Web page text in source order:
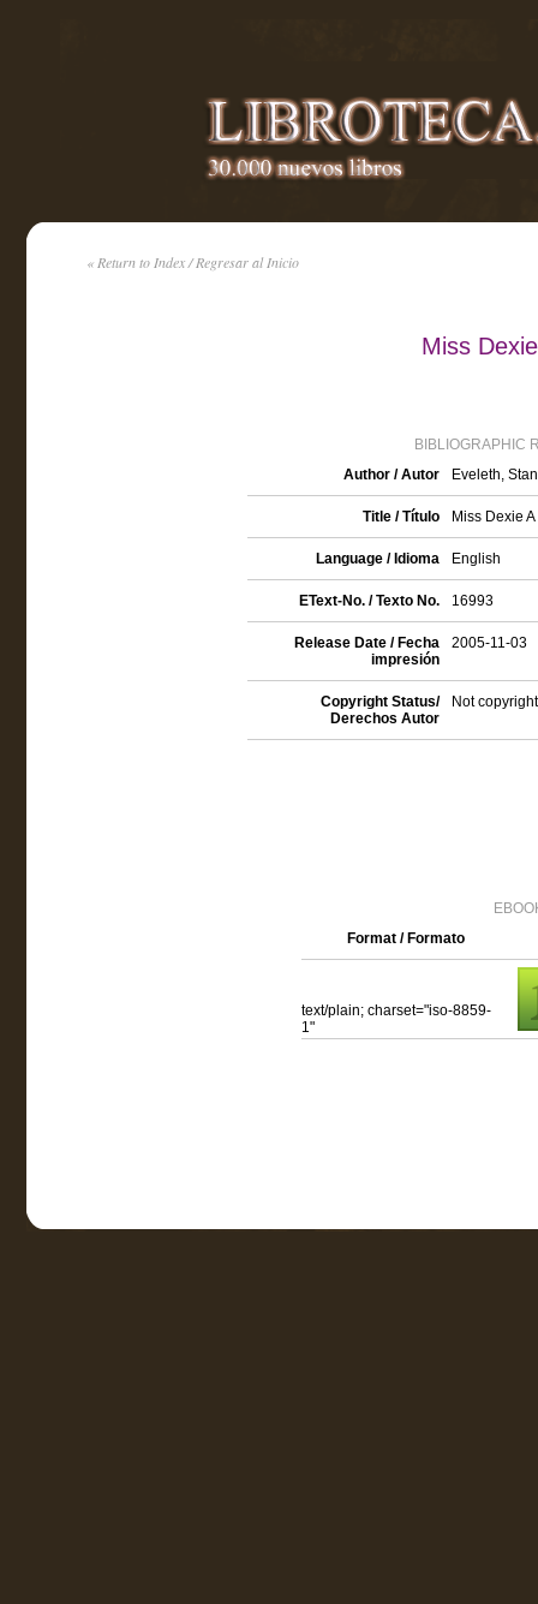
« Return to Index / Regresar al Inicio
Miss
BIBLIOGRAPHIC
Author / Autor
Eveleth,
Title / Título Miss Dexie
Language / Idioma English
EText-No. / Texto No. 16993
Release Date / Fecha
impresión
2005-11-03
Copyright Status/
Derechos Autor
Not
Format / Formato
text/plain; charset="iso-8859-
1"